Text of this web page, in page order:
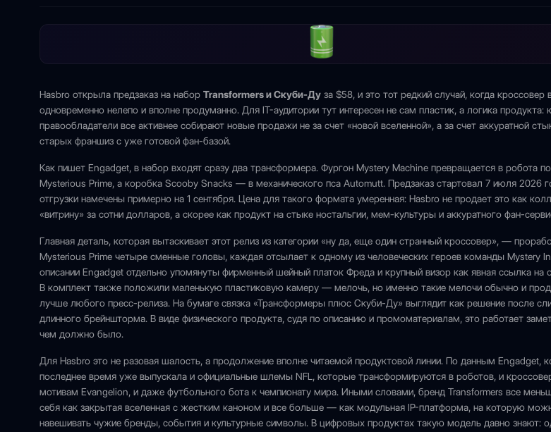
Hasbro открыла предзаказ на набор Transformers и Скуби-Ду за $58, и это тот редкий случай, когда кроссовер
одновременно нелепо и вполне продуманно. Для IT-аудитории тут интересен не сам пластик, а логика продукта:
правообладатели все активнее собирают новые продажи не за счет «новой вселенной», а за счет аккуратной
старых франшиз с уже готовой фан-базой.
Как пишет Engadget, в набор входят сразу два трансформера. Фургон Mystery Machine превращается в робота
Mysterious Prime, а коробка Scooby Snacks — в механического пса Automutt. Предзаказ стартовал 7 июля 2026
отгрузки намечены примерно на 1 сентября. Цена для такого формата умеренная: Hasbro не продает это как
«витрину» за сотни долларов, а скорее как продукт на стыке ностальгии, мем-культуры и аккуратного фан-
Главная деталь, которая вытаскивает этот релиз из категории «ну да, еще один странный кроссовер», —
Mysterious Prime четыре сменные головы, каждая отсылает к одному из человеческих героев команды Mystery
описании Engadget отдельно упомянуты фирменный шейный платок Фреда и крупный визор как явная ссылка на
В комплект также положили маленькую пластиковую камеру — мелочь, но именно такие мелочи обычно и
лучше любого пресс-релиза. На бумаге связка «Трансформеры плюс Скуби-Ду» выглядит как решение после
длинного брейншторма. В виде физического продукта, судя по описанию и промоматериалам, это работает
чем должно было.
Для Hasbro это не разовая шалость, а продолжение вполне читаемой продуктовой линии. По данным Engadget,
последнее время уже выпускала и официальные шлемы NFL, которые трансформируются в роботов, и
мотивам Evangelion, и даже футбольного бота к чемпионату мира. Иными словами, бренд Transformers все
себя как закрытая вселенная с жестким каноном и все больше — как модульная IP-платформа, на которую
навешивать чужие бренды, события и культурные символы. В цифровых продуктах такую модель давно знают: